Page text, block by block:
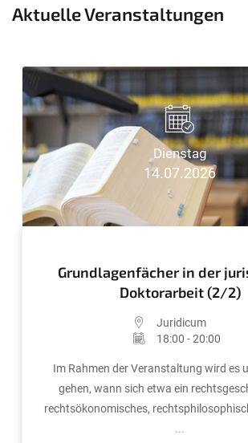
Aktuelle Veranstaltungen
Dienstag
14.07.2026
Grundlagenfächer in der
Doktorarbeit (2/2)
Juridicum
18:00 - 20:00
Im Rahmen der Veranstaltung wird es
gehen, wann sich etwa ein
rechtsökonomisches,
...